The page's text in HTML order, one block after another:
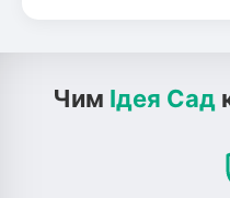
Чим Ідея Сад